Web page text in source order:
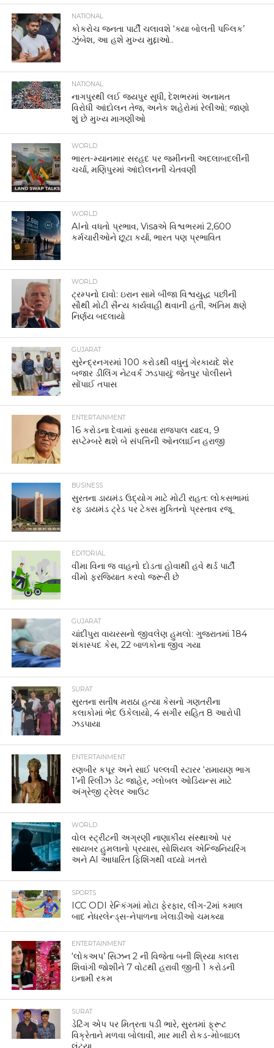
NATIONAL
કોકરોચ જનતા પાર્ટી ચલાવશે ‘ક્યા બોલતી પબ્લિક’
ઝુંબેશ, આ હશે મુખ્ય મુદ્દાઓ..
NATIONAL
નાગપુરથી લઈ જયપુર સુધી, દેશભરમાં અનામત
વિરોધી આંદોલન તેજ, અનેક શહેરોમાં રેલીઓ; જાણો
શું છે મુખ્ય માગણીઓ
WORLD
ભારત-મ્યાનમાર સરહદ પર જમીનની અદલાબદલીની
ચર્ચા, મણિપુરમાં આંદોલનની ચેતવણી
WORLD
AIનો વધતો પ્રભાવ, Visaએ વિશ્વભરમાં 2,600
કર્મચારીઓને છૂટા કર્યા, ભારત પણ પ્રભાવિત
WORLD
ટ્રમ્પનો દાવો: ઇરાન સામે બીજા વિશ્વયુદ્ધ પછીની
સૌથી મોટી સૈન્ય કાર્યવાહી થવાની હતી, અંતિમ ક્ષણે
નિર્ણય બદલાયો
GUJARAT
સુરેન્દ્રનગરમાં 100 કરોડથી વધુનું ગેરકાયદે શેર
બજાર ડીલિંગ નેટવર્ક ઝડપાયું: જેતપુર પોલીસને
સોંપાઈ તપાસ
ENTERTAINMENT
16 કરોડના દેવામાં ફસાયા રાજપાલ યાદવ, 9
સપ્ટેમ્બરે થશે બે સંપત્તિની ઓનલાઈન હરાજી
BUSINESS
સુરતના ડાયમંડ ઉદ્યોગ માટે મોટી રાહત: લોકસભામાં
રફ ડાયમંડ ટ્રેડ પર ટેક્સ મુક્તિનો પ્રસ્તાવ રજૂ
EDITORIAL
વીમા વિના જ વાહનો દોડતા હોવાથી હવે થર્ડ પાર્ટી
વીમો ફરજિયાત કરવો જરૂરી છે
GUJARAT
ચાંદીપુરા વાયરસનો જીવલેણ હુમલો: ગુજરાતમાં 184
શંકાસ્પદ કેસ, 22 બાળકોના જીવ ગયા
SURAT
સુરતના સતીષ મરાઠા હત્યા કેસનો ગણતરીના
કલાકોમાં ભેદ ઉકેલાયો, 4 સગીર સહિત 8 આરોપી
ઝડપાયા
ENTERTAINMENT
રણબીર કપૂર અને સાઈ પલ્લવી સ્ટારર ‘રામાયણ ભાગ
1’ની રિલીઝ ડેટ જાહેર, ગ્લોબલ ઓડિયન્સ માટે
અંગ્રેજી ટ્રેલર આઉટ
WORLD
વોલ સ્ટ્રીટની અગ્રણી નાણાકીય સંસ્થાઓ પર
સાયબર હુમલાનો પ્રયાસ, સોશિયલ એન્જિનિયરિંગ
અને AI આધારિત ફિશિંગથી વધ્યો ખતરો
SPORTS
ICC ODI રેન્કિંગમાં મોટા ફેરફાર, લીગ-2માં કમાલ
બાદ નેધરલેન્ડ્સ-નેપાળના ખેલાડીઓ ચમક્યા
ENTERTAINMENT
‘લોકઅપ’ સિઝન 2 ની વિજેતા બની શ્રિયા કાલરા
શિવાંગી જોશીને 7 વોટથી હરાવી જીતી 1 કરોડની
ઇનામી રકમ
SURAT
ડેટિંગ એપ પર મિત્રતા પડી ભારે, સુરતમાં ફ્રૂટ
વિક્રેતાને મળવા બોલાવી, માર મારી રોકડ-મોબાઇલ